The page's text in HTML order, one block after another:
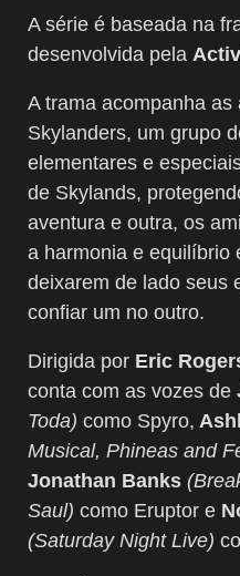
A série é baseada na
desenvolvida pela
A trama acompanha
Skylanders, um grupo
elementares e
de Skylands,
aventura e outra, os
a harmonia e equilíbrio
deixarem de lado seus
confiar um no outro.
Dirigida por Eric
conta com as vozes de
Toda) como Spyro,
Musical, Phineas and
Jonathan Banks
Saul) como Eruptor e
(Saturday Night Live)